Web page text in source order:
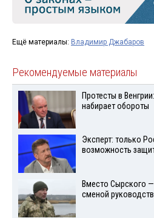
Ещё материалы: Владимир Джабаров
Рекомендуемые материалы
Протесты в
набирает обороты
Эксперт: только
возможность
Вместо Сырского
сменой